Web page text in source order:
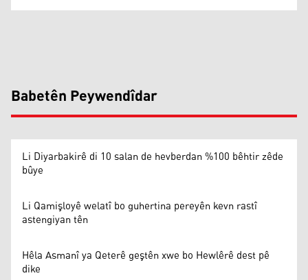
Babetên Peywendîdar
Li Diyarbakirê di 10 salan de hevberdan %100 bêhtir zêde
bûye
Li Qamişloyê welatî bo guhertina pereyên kevn rastî
astengiyan tên
Hêla Asmanî ya Qeterê geştên xwe bo Hewlêrê dest pê
dike